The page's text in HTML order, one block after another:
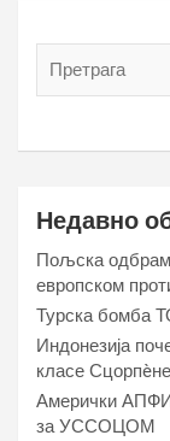
Недавно
Пољска
европском
Турска бомба
Индонезија
класе Сцорпèне
Амерички
за УССОЦОМ